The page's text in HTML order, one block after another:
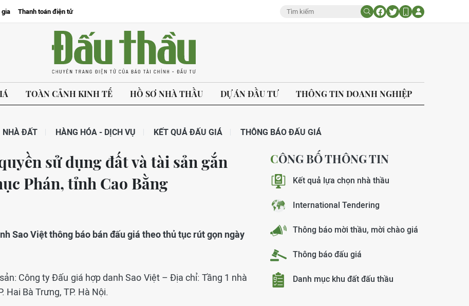
gia Thanh toán điện tử
TOÀN CẢNH KINH TẾ HỒ SƠ NHÀ THẦU DỰ ÁN ĐẦU TƯ THÔNG TIN DOANH NGHIỆP
NHÀ ĐẤT HÀNG HÓA - DỊCH VỤ KẾT QUẢ ĐẤU GIÁ THÔNG BÁO ĐẤU GIÁ
sử dụng đất và tài sản gắn
Phán, tỉnh Cao Bằng
Sao Việt thông báo bán đấu giá theo thủ tục rút gọn ngày
Công ty Đấu giá hợp danh Sao Việt – Địa chỉ: Tầng 1 nhà
Hai Bà Trưng, TP. Hà Nội.
CÔNG BỐ THÔNG TIN
Kết quả lựa chọn nhà thầu
International Tendering
Thông báo mời thầu, mời chào giá
Thông báo đấu giá
Danh mục khu đất đấu thầu